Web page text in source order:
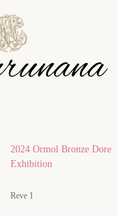
2024 Ormol Bronze Dore
Exhibition
Reve 1